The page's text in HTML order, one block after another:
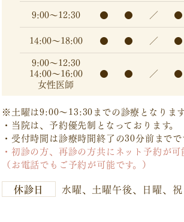
9:00～12:30 ● ● ／ ●
14:00～18:00 ● ● ／ ●
9:00～12:30
14:00～16:00
女性医師
● ● ／ ●
※土曜は9:00～13:30までの診療となります
・当院は、予約優先制となっております。
・受付時間は診療時間終了の30分前までで
・初診の方、再診の方共にネット予約が可
（お電話でもご予約が可能です。）
休診日 水曜、土曜午後、日曜、祝